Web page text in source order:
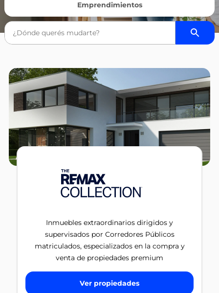
Emprendimientos
Inmuebles extraordinarios dirigidos y
supervisados por Corredores Públicos
matriculados, especializados en la compra y
venta de propiedades premium
Ver propiedades